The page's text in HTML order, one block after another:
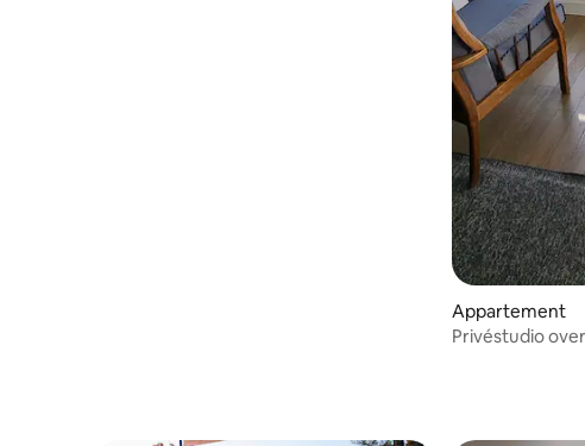
Appartement
Privéstudio